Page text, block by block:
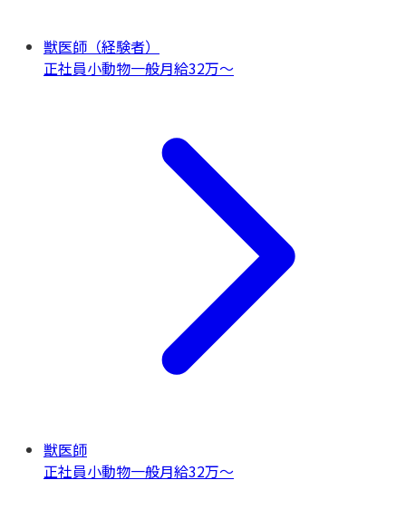
獣医師（経験者）
正社員小動物一般月給32万〜
獣医師
正社員小動物一般月給32万〜